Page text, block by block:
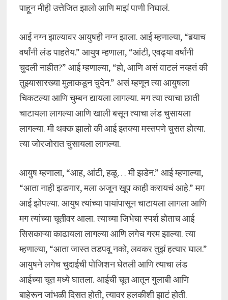
पाहून मीही उत्तेजित झालो आणि माझं पाणी निघालं.
आई नग्न झाल्यावर आयुषही नग्न झाला. आई म्हणाल्या, “बर्‍याच
वर्षांनी लंड पाहतेय.” आयुष म्हणाला, “आंटी, एवढ्या वर्षांनी
चुदली नाहीत?” आई म्हणाल्या, “हो, आणि असं वाटलं नव्हतं की
तुझ्यासारख्या मुलाकडून चुदेन.” असं म्हणून त्या आयुषला
चिकटल्या आणि चुम्बन द्यायला लागल्या. मग त्या त्याचा छाती
चाटायला लागल्या आणि खाली बसून त्याचा लंड चुसायला
लागल्या. मी थक्क झालो की आई इतक्या मस्तपणे चुसत होत्या.
त्या जोरजोरात चुसायला लागल्या.
आयुष म्हणाला, “आह, आंटी, हळू… मी झडेन.” आई म्हणाल्या,
“आता नाही झडणार, मला अजून खूप काही करायचं आहे.” मग
आई झोपल्या. आयुष त्यांच्या पायांपासून चाटायला लागला आणि
मग त्यांच्या चूतीवर आला. त्याच्या जिभेचा स्पर्श होताच आई
सिसकाऱ्या काढायला लागल्या आणि लगेच गरम झाल्या. त्या
म्हणाल्या, “आता जास्त तडपवू नको, लवकर तुझं हत्यार घाल.”
आयुषने लगेच चुदाईची पोजिशन घेतली आणि त्याचा लंड
आईच्या चूत मध्ये घातला. आईची चूत आतून गुलाबी आणि
बाहेरून जांभळी दिसत होती, त्यावर हलकीशी झाटं होती.